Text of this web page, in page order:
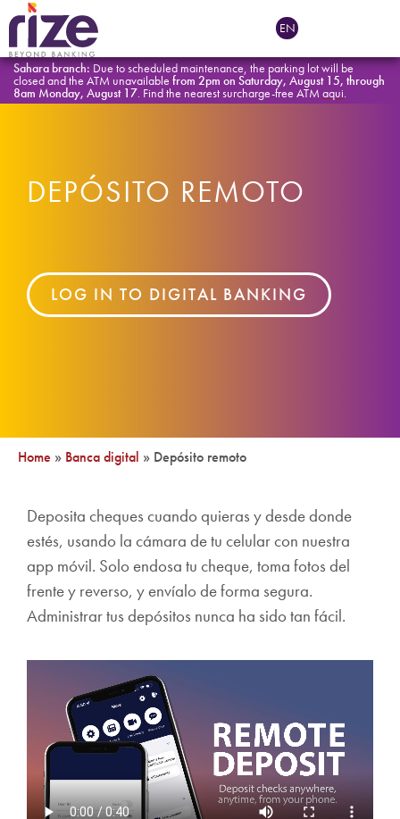
EN
Sahara branch:Due to scheduled maintenance, the parking lot will be
closed and the ATM unavailable from 2pm on Saturday, August 15, through
8am Monday, August 17. Find the nearest surcharge-free ATM aqui.
DEPÓSITO REMOTO
LOG IN TO DIGITAL BANKING
Home » Banca digital » Depósito remoto
Deposita cheques cuando quieras y desde donde
estés, usando la cámara de tu celular con nuestra
app móvil. Solo endosa tu cheque, toma fotos del
frente y reverso, y envíalo de forma segura.
Administrar tus depósitos nunca ha sido tan fácil.